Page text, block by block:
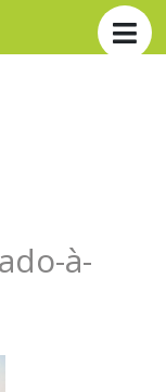
à-